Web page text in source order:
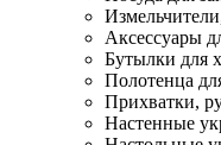
Аксессуары
Бутылки для
Полотенца
Прихватки,
Настенные